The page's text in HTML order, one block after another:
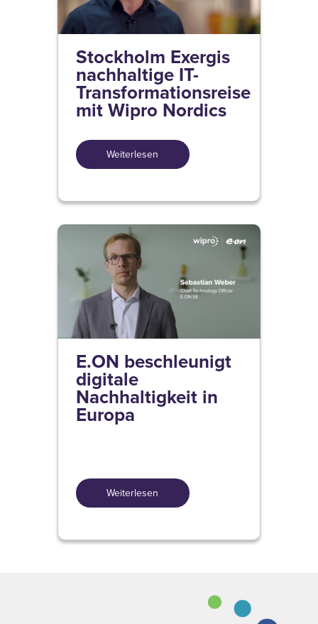
Stockholm Exergis
nachhaltige IT-
Transformationsreise
mit Wipro Nordics
Weiterlesen
E.ON beschleunigt
digitale
Nachhaltigkeit in
Europa
Weiterlesen